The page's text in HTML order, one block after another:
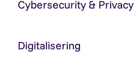
Cybersecurity & Privacy
Digitalisering